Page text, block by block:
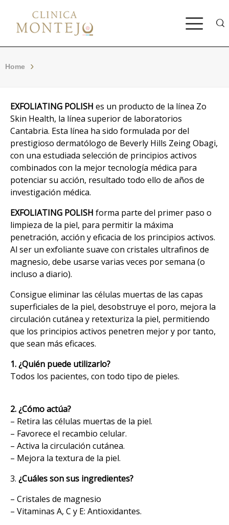
Home
EXFOLIATING POLISH es un producto de la línea Zo
Skin Health, la línea superior de laboratorios
Cantabria. Esta línea ha sido formulada por del
prestigioso dermatólogo de Beverly Hills Zeing Obagi,
con una estudiada selección de principios activos
combinados con la mejor tecnología médica para
potenciar su acción, resultado todo ello de años de
investigación médica.
EXFOLIATING POLISH forma parte del primer paso o
limpieza de la piel, para permitir la máxima
penetración, acción y eficacia de los principios activos.
Al ser un exfoliante suave con cristales ultrafinos de
magnesio, debe usarse varias veces por semana (o
incluso a diario).
Consigue eliminar las células muertas de las capas
superficiales de la piel, desobstruye el poro, mejora la
circulación cutánea y retexturiza la piel, permitiendo
que los principios activos penetren mejor y por tanto,
que sean más eficaces.
1. ¿Quién puede utilizarlo?
Todos los pacientes, con todo tipo de pieles.
2. ¿Cómo actúa?
– Retira las células muertas de la piel.
– Favorece el recambio celular.
– Activa la circulación cutánea.
– Mejora la textura de la piel.
3. ¿Cuáles son sus ingredientes?
– Cristales de magnesio
– Vitaminas A, C y E: Antioxidantes.